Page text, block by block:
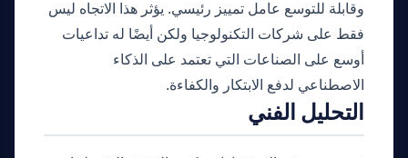
وقابلة للتوسع عامل تمييز رئيسي. يؤثر هذا الاتجاه ليس
فقط على شركات التكنولوجيا ولكن أيضًا له تداعيات
أوسع على الصناعات التي تعتمد على الذكاء
الاصطناعي لدفع الابتكار والكفاءة.
التحليل الفني